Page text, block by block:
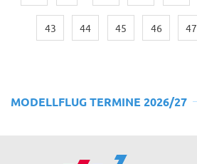
43 44 45 46 47
MODELLFLUG TERMINE 2026/27